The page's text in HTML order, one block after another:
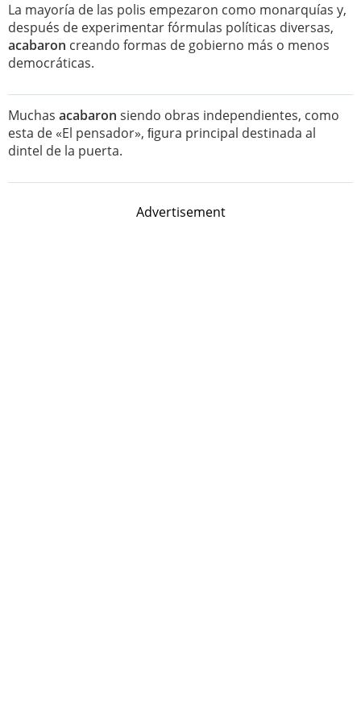
La mayoría de las polis empezaron como monarquías y,
después de experimentar fórmulas políticas diversas,
acabaron creando formas de gobierno más o menos
democráticas.
Muchas acabaron siendo obras independientes, como
esta de «El pensador», ﬁgura principal destinada al
dintel de la puerta.
Advertisement